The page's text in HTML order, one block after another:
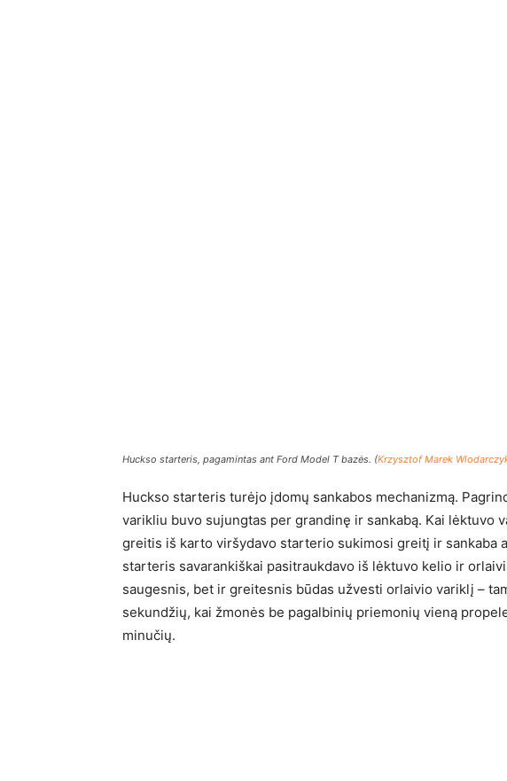
Huckso starteris, pagamintas ant Ford Model T bazės. (Krzysztof Marek
Huckso starteris turėjo įdomų sankabos mechanizmą.
varikliu buvo sujungtas per grandinę ir sankabą. Kai lėktuvo
greitis iš karto viršydavo starterio sukimosi greitį ir sankaba
starteris savarankiškai pasitraukdavo iš lėktuvo kelio ir
saugesnis, bet ir greitesnis būdas užvesti orlaivio variklį –
sekundžių, kai žmonės be pagalbinių priemonių vieną
minučių.